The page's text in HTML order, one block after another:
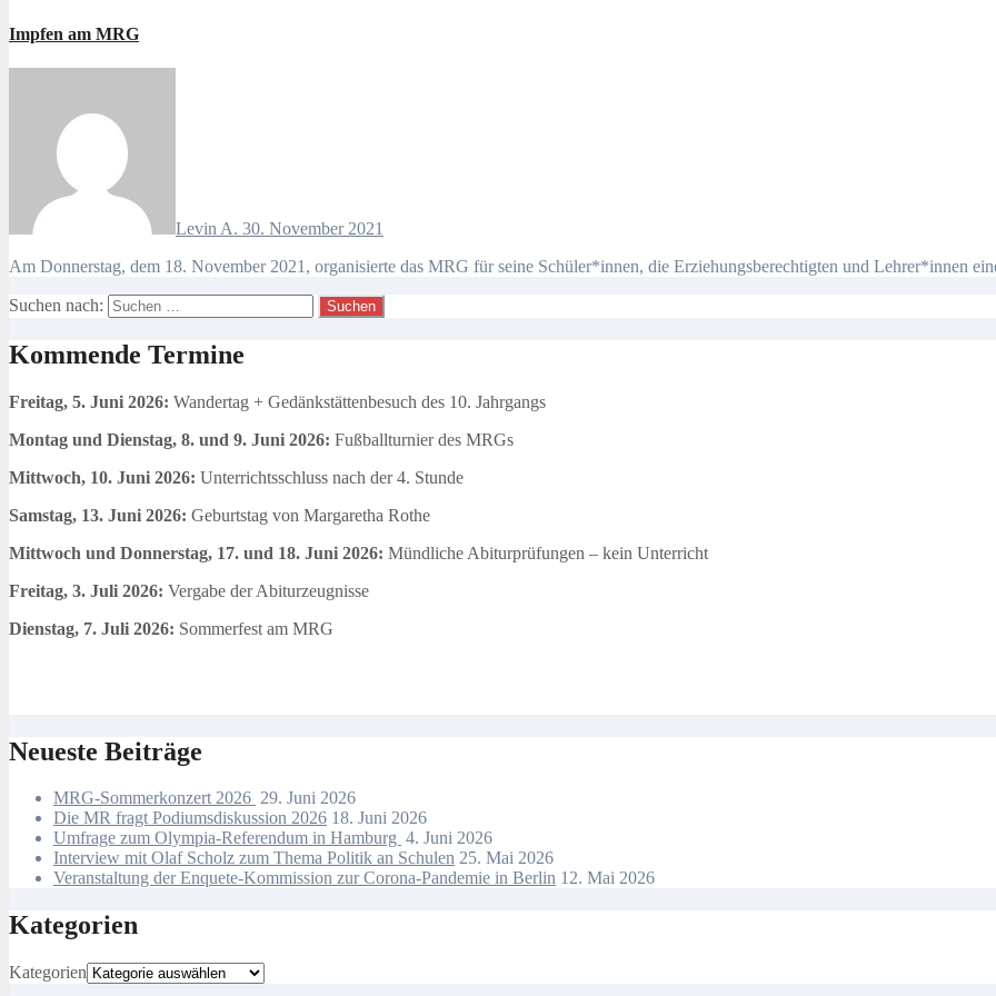
Impfen am MRG
Levin A. 30. November 2021
Am Donnerstag, dem 18. November 2021, organisierte das MRG für seine Schüler*innen, die Erziehungsberechtigten und Lehrer*innen
Suchen nach:
Kommende Termine
Freitag, 5. Juni 2026: Wandertag + Gedänkstättenbesuch des 10. Jahrgangs
Montag und Dienstag, 8. und 9. Juni 2026: Fußballturnier des MRGs
Mittwoch, 10. Juni 2026: Unterrichtsschluss nach der 4. Stunde
Samstag, 13. Juni 2026: Geburtstag von Margaretha Rothe
Mittwoch und Donnerstag, 17. und 18. Juni 2026: Mündliche Abiturprüfungen – kein Unterricht
Freitag, 3. Juli 2026: Vergabe der Abiturzeugnisse
Dienstag, 7. Juli 2026: Sommerfest am MRG
Neueste Beiträge
MRG-Sommerkonzert 2026 29. Juni 2026
Die MR fragt Podiumsdiskussion 2026 18. Juni 2026
Umfrage zum Olympia-Referendum in Hamburg 4. Juni 2026
Interview mit Olaf Scholz zum Thema Politik an Schulen 25. Mai 2026
Veranstaltung der Enquete-Kommission zur Corona-Pandemie in Berlin 12. Mai 2026
Kategorien
Kategorien